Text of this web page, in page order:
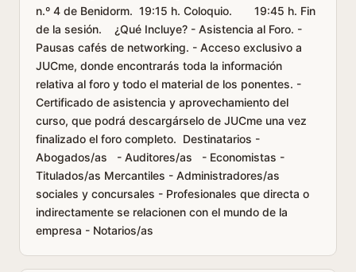
n.º 4 de Benidorm. 19:15 h. Coloquio. 19:45 h. Fin
de la sesión. ¿Qué Incluye? - Asistencia al Foro. -
Pausas cafés de networking. - Acceso exclusivo a
JUCme, donde encontrarás toda la información
relativa al foro y todo el material de los ponentes. -
Certificado de asistencia y aprovechamiento del
curso, que podrá descargárselo de JUCme una vez
finalizado el foro completo. Destinatarios -
Abogados/as - Auditores/as - Economistas -
Titulados/as Mercantiles - Administradores/as
sociales y concursales - Profesionales que directa o
indirectamente se relacionen con el mundo de la
empresa - Notarios/as